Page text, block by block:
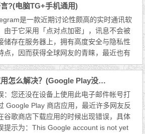
息后，点击“启动”按钮，浏览器代理设置
127.0.0.1 8100即可。 目前只有Windo
形界面的客户端，其它电脑系统，比如M
Linux要使用命令...
?(电脑TG+手机通用)
是一款近期讨论性颇高的实时通讯软
由于它采用「点对点加密」，讯息不会被
储存在服务器上，拥有高度安全与隐私性
点，因而获得全球网友的青睐，最近也有
网络商家、交流群组，纷纷在Telegram上
群组；然而无论是手机App还是计算机PC
，Telegram的语言设定并没有预设中文选
这让不少新加入的用户感到相当头痛！今
篇文章就要来教大家，如何将飞机APP改
文版界面，而且...
谷歌商店下载不了应用怎么解决？(Google Play没在设备上使用电子邮件帐号)
：您还没在设备上使用此电子邮件帐号打
Google Play 商店应用，最近许多网友反
谷歌商店下载应用的时候出现错误，具体
提示为：This Google account is not yet